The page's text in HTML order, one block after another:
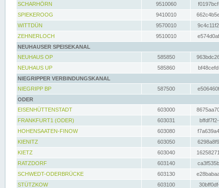
SCHARHÖRN
9510060
SPIEKEROOG
9410010
WITTDÜN
9570010
ZEHNERLOCH
9510010
NEUHAUSER SPEISEKANAL
NEUHAUS OP
585850
NEUHAUS UP
585860
NIEGRIPPER VERBINDUNGSKANAL
NIEGRIPP BP
587500
ODER
EISENHÜTTENSTADT
603000
FRANKFURT1 (ODER)
603031
HOHENSAATEN-FINOW
603080
KIENITZ
603050
KIETZ
603040
RATZDORF
603140
SCHWEDT-ODERBRÜCKE
603130
STÜTZKOW
603100